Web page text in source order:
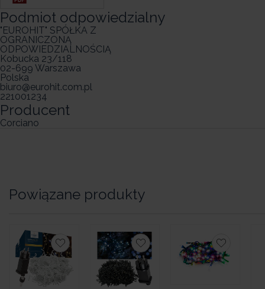
Podmiot odpowiedzialny
"EUROHIT" SPÓŁKA Z
OGRANICZONĄ
ODPOWIEDZIALNOŚCIĄ
Kobucka 23/118
02-699 Warszawa
Polska
biuro@eurohit.com.pl
221001234
Producent
Corciano
Powiązane produkty